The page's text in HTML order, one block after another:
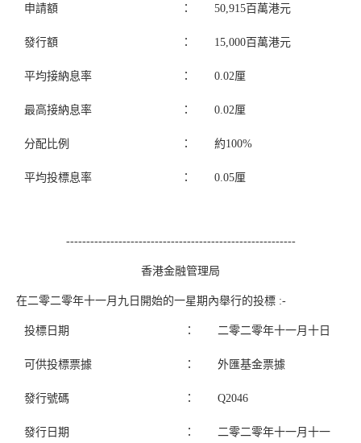
申請額 ： 50,915百萬港元
發行額 ： 15,000百萬港元
平均接納息率 ： 0.02厘
最高接納息率 ： 0.02厘
分配比例 ： 約100%
平均投標息率 ： 0.05厘
---------------------------------------------------------
香港金融管理局
在二零二零年十一月九日開始的一星期內舉行的投標 :-
投標日期 ： 二零二零年十一月十日
可供投標票據 ： 外匯基金票據
發行號碼 ： Q2046
發行日期 ：
二零二零年十一月十一